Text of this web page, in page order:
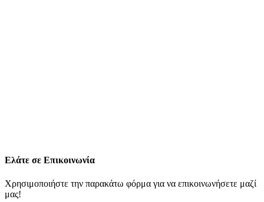
Ελάτε σε Επικοινωνία
Χρησιμοποιήστε την παρακάτω φόρμα για να επικοινωνήσετε μαζί
μας!